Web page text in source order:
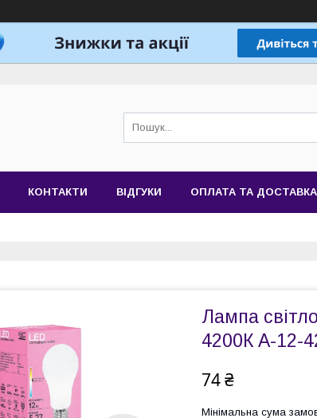
КОНТАКТИ ВІДГУКИ ОПЛАТА ТА ДОСТАВКА
Лампа
4200К A-12-
74 ₴
Мінімальна сума